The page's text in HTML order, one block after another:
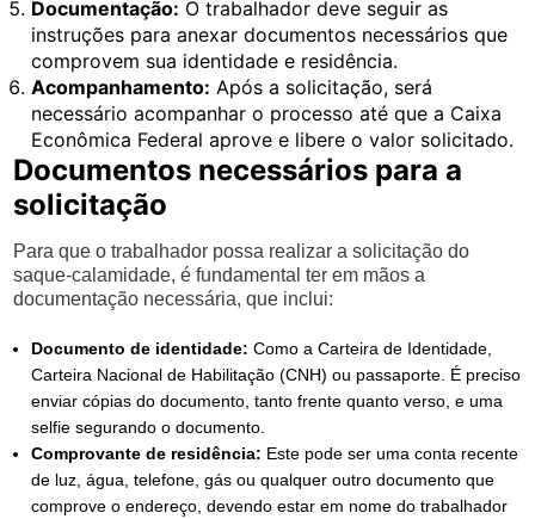
Documentação: O trabalhador deve seguir as
instruções para anexar documentos necessários que
comprovem sua identidade e residência.
Acompanhamento: Após a solicitação, será
necessário acompanhar o processo até que a Caixa
Econômica Federal aprove e libere o valor solicitado.
Documentos necessários para a
solicitação
Para que o trabalhador possa realizar a solicitação do
saque-calamidade, é fundamental ter em mãos a
documentação necessária, que inclui:
Documento de identidade: Como a Carteira de Identidade,
Carteira Nacional de Habilitação (CNH) ou passaporte. É preciso
enviar cópias do documento, tanto frente quanto verso, e uma
selfie segurando o documento.
Comprovante de residência: Este pode ser uma conta recente
de luz, água, telefone, gás ou qualquer outro documento que
comprove o endereço, devendo estar em nome do trabalhador